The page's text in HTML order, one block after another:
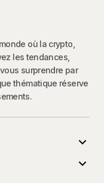
où la crypto,
les tendances,
surprendre par
thématique réserve